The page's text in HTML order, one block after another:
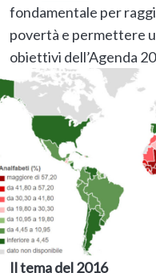
fondamentale per
povertà e permettere
obiettivi dell’Agenda
Il tema del 2016